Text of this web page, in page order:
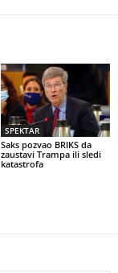
SPEKTAR
Saks pozvao BRIKS da
zaustavi Trampa ili sledi
katastrofa